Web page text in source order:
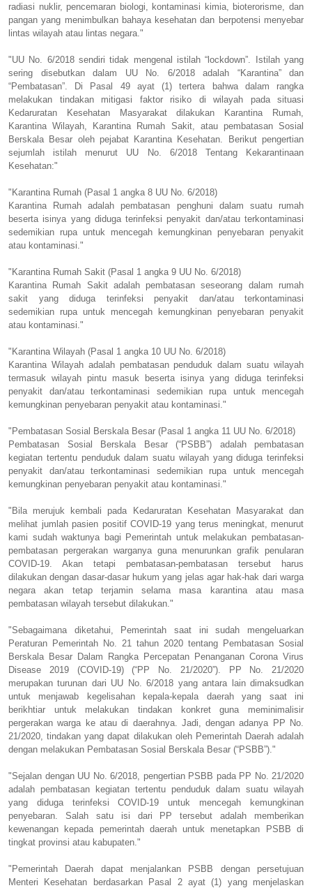
radiasi nuklir, pencemaran biologi, kontaminasi kimia, bioterorisme, dan
pangan yang menimbulkan bahaya kesehatan dan berpotensi menyebar
lintas wilayah atau lintas negara."
"UU No. 6/2018 sendiri tidak mengenal istilah “lockdown”. Istilah yang
sering disebutkan dalam UU No. 6/2018 adalah “Karantina” dan
“Pembatasan”. Di Pasal 49 ayat (1) tertera bahwa dalam rangka
melakukan tindakan mitigasi faktor risiko di wilayah pada situasi
Kedaruratan Kesehatan Masyarakat dilakukan Karantina Rumah,
Karantina Wilayah, Karantina Rumah Sakit, atau pembatasan Sosial
Berskala Besar oleh pejabat Karantina Kesehatan. Berikut pengertian
sejumlah istilah menurut UU No. 6/2018 Tentang Kekarantinaan
Kesehatan:"
"Karantina Rumah (Pasal 1 angka 8 UU No. 6/2018)
Karantina Rumah adalah pembatasan penghuni dalam suatu rumah
beserta isinya yang diduga terinfeksi penyakit dan/atau terkontaminasi
sedemikian rupa untuk mencegah kemungkinan penyebaran penyakit
atau kontaminasi."
"Karantina Rumah Sakit (Pasal 1 angka 9 UU No. 6/2018)
Karantina Rumah Sakit adalah pembatasan seseorang dalam rumah
sakit yang diduga terinfeksi penyakit dan/atau terkontaminasi
sedemikian rupa untuk mencegah kemungkinan penyebaran penyakit
atau kontaminasi."
"Karantina Wilayah (Pasal 1 angka 10 UU No. 6/2018)
Karantina Wilayah adalah pembatasan penduduk dalam suatu wilayah
termasuk wilayah pintu masuk beserta isinya yang diduga terinfeksi
penyakit dan/atau terkontaminasi sedemikian rupa untuk mencegah
kemungkinan penyebaran penyakit atau kontaminasi."
"Pembatasan Sosial Berskala Besar (Pasal 1 angka 11 UU No. 6/2018)
Pembatasan Sosial Berskala Besar (“PSBB”) adalah pembatasan
kegiatan tertentu penduduk dalam suatu wilayah yang diduga terinfeksi
penyakit dan/atau terkontaminasi sedemikian rupa untuk mencegah
kemungkinan penyebaran penyakit atau kontaminasi."
"Bila merujuk kembali pada Kedaruratan Kesehatan Masyarakat dan
melihat jumlah pasien positif COVID-19 yang terus meningkat, menurut
kami sudah waktunya bagi Pemerintah untuk melakukan pembatasan-
pembatasan pergerakan warganya guna menurunkan grafik penularan
COVID-19. Akan tetapi pembatasan-pembatasan tersebut harus
dilakukan dengan dasar-dasar hukum yang jelas agar hak-hak dari warga
negara akan tetap terjamin selama masa karantina atau masa
pembatasan wilayah tersebut dilakukan."
"Sebagaimana diketahui, Pemerintah saat ini sudah mengeluarkan
Peraturan Pemerintah No. 21 tahun 2020 tentang Pembatasan Sosial
Berskala Besar Dalam Rangka Percepatan Penanganan Corona Virus
Disease 2019 (COVID-19) (“PP No. 21/2020”). PP No. 21/2020
merupakan turunan dari UU No. 6/2018 yang antara lain dimaksudkan
untuk menjawab kegelisahan kepala-kepala daerah yang saat ini
berikhtiar untuk melakukan tindakan konkret guna meminimalisir
pergerakan warga ke atau di daerahnya. Jadi, dengan adanya PP No.
21/2020, tindakan yang dapat dilakukan oleh Pemerintah Daerah adalah
dengan melakukan Pembatasan Sosial Berskala Besar (“PSBB”)."
"Sejalan dengan UU No. 6/2018, pengertian PSBB pada PP No. 21/2020
adalah pembatasan kegiatan tertentu penduduk dalam suatu wilayah
yang diduga terinfeksi COVID-19 untuk mencegah kemungkinan
penyebaran. Salah satu isi dari PP tersebut adalah memberikan
kewenangan kepada pemerintah daerah untuk menetapkan PSBB di
tingkat provinsi atau kabupaten."
"Pemerintah Daerah dapat menjalankan PSBB dengan persetujuan
Menteri Kesehatan berdasarkan Pasal 2 ayat (1) yang menjelaskan